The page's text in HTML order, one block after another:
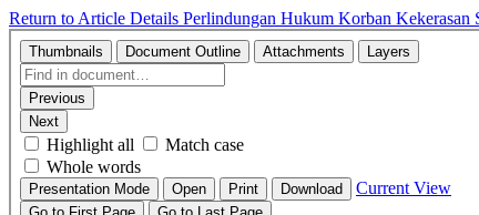
Return to Article Details Perlindungan Hukum Korban Kekerasan